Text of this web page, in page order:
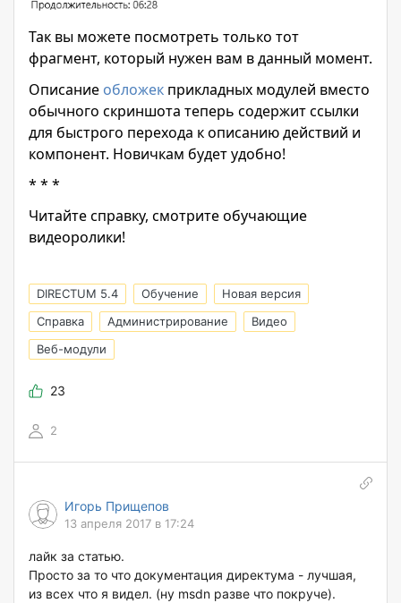
Так вы можете посмотреть только тот
фрагмент, который нужен вам в данный момент.
Описание обложек прикладных модулей вместо
обычного скриншота теперь содержит ссылки
для быстрого перехода к описанию действий и
компонент. Новичкам будет удобно!
* * *
Читайте справку, смотрите обучающие
видеоролики!
DIRECTUM 5.4 Обучение
Новая версия
Справка
Администрирование
Видео
Веб-модули
23
2
Игорь Прищепов
13 апреля 2017 в 17:24
лайк за статью.
Просто за то что документация директума - лучшая,
из всех что я видел. (ну msdn разве что покруче).